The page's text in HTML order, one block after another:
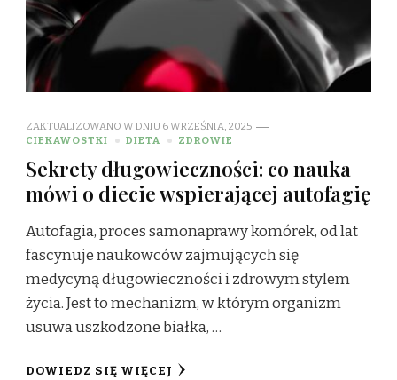
ZAKTUALIZOWANO W DNIU 6 WRZEŚNIA, 2025
CIEKAWOSTKI
DIETA ZDROWIE
Sekrety długowieczności: co nauka
mówi o diecie wspierającej autofagię
Autofagia, proces samonaprawy komórek, od lat
fascynuje naukowców zajmujących się
medycyną długowieczności i zdrowym stylem
życia. Jest to mechanizm, w którym organizm
usuwa uszkodzone białka, …
DOWIEDZ SIĘ WIĘCEJ